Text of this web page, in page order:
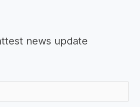
news update